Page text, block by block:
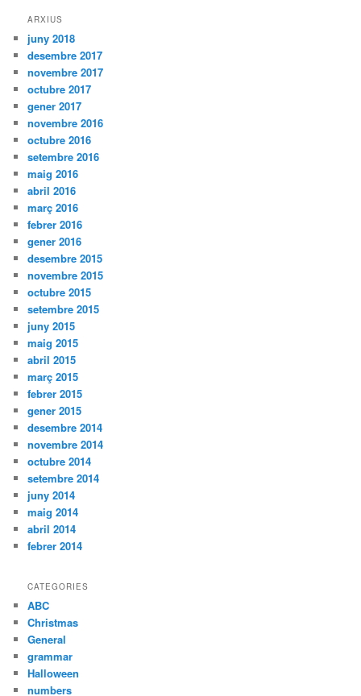
ARXIUS
juny 2018
desembre 2017
novembre 2017
octubre 2017
gener 2017
novembre 2016
octubre 2016
setembre 2016
maig 2016
abril 2016
març 2016
febrer 2016
gener 2016
desembre 2015
novembre 2015
octubre 2015
setembre 2015
juny 2015
maig 2015
abril 2015
març 2015
febrer 2015
gener 2015
desembre 2014
novembre 2014
octubre 2014
setembre 2014
juny 2014
maig 2014
abril 2014
febrer 2014
CATEGORIES
ABC
Christmas
General
grammar
Halloween
numbers